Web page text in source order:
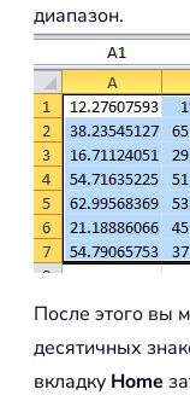
диапазон.
После этого вы
десятичных
вкладку Home